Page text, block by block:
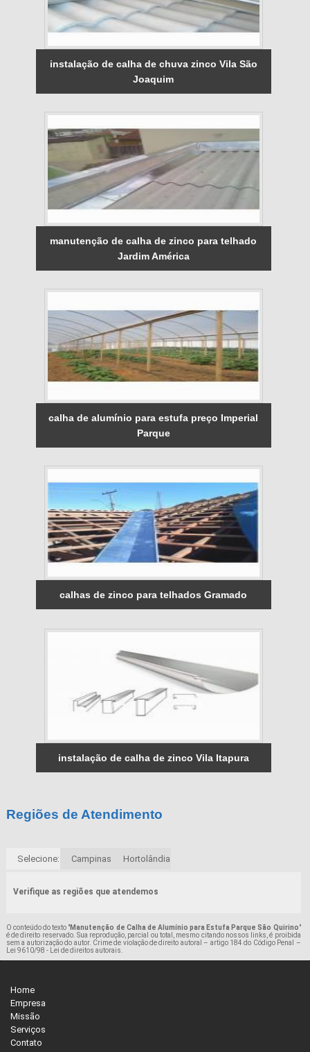
instalação de calha de chuva zinco Vila São
Joaquim
manutenção de calha de zinco para telhado
Jardim América
calha de alumínio para estufa preço Imperial
Parque
calhas de zinco para telhados Gramado
instalação de calha de zinco Vila Itapura
Regiões de Atendimento
Selecione: Campinas Hortolândia
Verifique as regiões que atendemos
O conteúdo do texto "Manutenção de Calha de Alumínio para Estufa Parque São Quirino"
é de direito reservado. Sua reprodução, parcial ou total, mesmo citando nossos links, é proibida
sem a autorização do autor. Crime de violação de direito autoral – artigo 184 do Código Penal –
Lei 9610/98 - Lei de direitos autorais.
Home
Empresa
Missão
Serviços
Contato